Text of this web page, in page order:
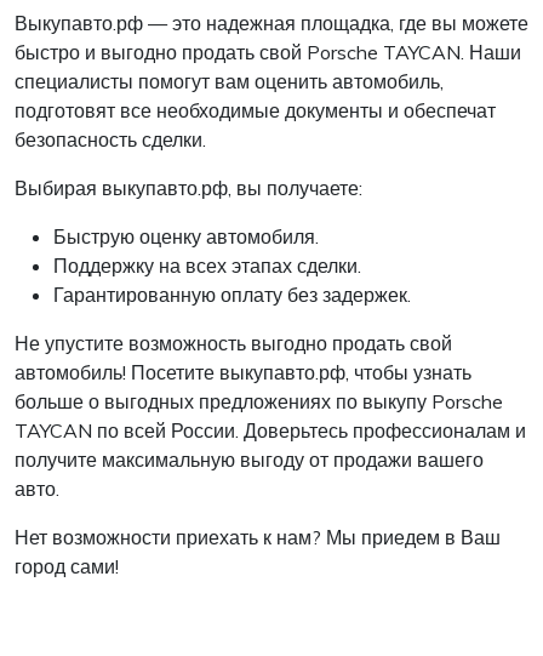
Выкупавто.рф — это надежная площадка, где вы можете
быстро и выгодно продать свой Porsche TAYCAN. Наши
специалисты помогут вам оценить автомобиль,
подготовят все необходимые документы и обеспечат
безопасность сделки.
Выбирая выкупавто.рф, вы получаете:
Быструю оценку автомобиля.
Поддержку на всех этапах сделки.
Гарантированную оплату без задержек.
Не упустите возможность выгодно продать свой
автомобиль! Посетите выкупавто.рф, чтобы узнать
больше о выгодных предложениях по выкупу Porsche
TAYCAN по всей России. Доверьтесь профессионалам и
получите максимальную выгоду от продажи вашего
авто.
Нет возможности приехать к нам? Мы приедем в Ваш
город сами!